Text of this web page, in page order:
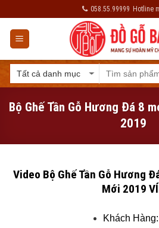
content
058.55.99999 Hotline
Bộ Ghế Tần Gỗ Hương Đá 8
2019
Video Bộ Ghế Tần Gỗ Hương
Mới 2019
Khách Hàng: